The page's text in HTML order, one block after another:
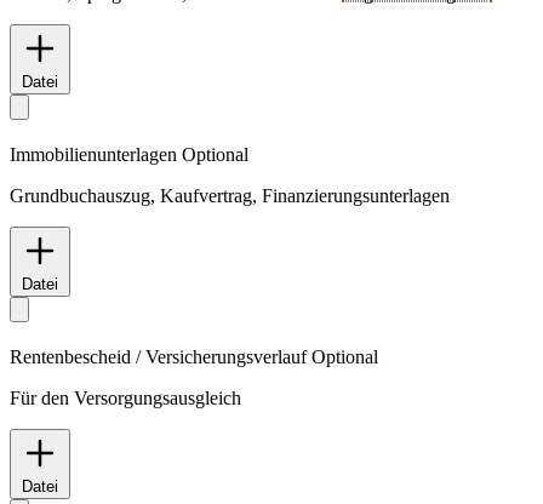
Datei
Immobilienunterlagen Optional
Grundbuchauszug, Kaufvertrag, Finanzierungsunterlagen
Datei
Rentenbescheid / VersicherungsverlaufOptional
Für den Versorgungsausgleich
Datei